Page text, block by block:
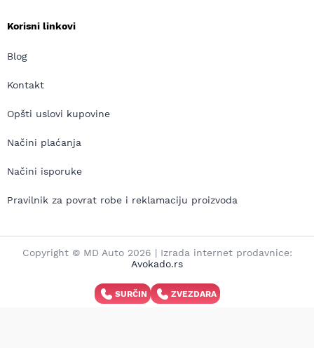
Korisni linkovi
Blog
Kontakt
Opšti uslovi kupovine
Načini plaćanja
Načini isporuke
Pravilnik za povrat robe i reklamaciju proizvoda
Copyright © MD Auto 2026 | Izrada internet prodavnice:
Avokado.rs
SURČIN ZVEZDARA